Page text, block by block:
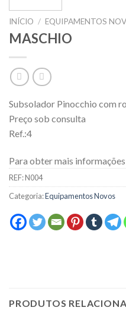
INÍCIO / EQUIPAMENTOS
MASCHIO
Subsolador Pinocchio com
Preço sob consulta
Ref.:4
Para obter mais
REF:N004
Categoria:Equipamentos Novos
PRODUTOS